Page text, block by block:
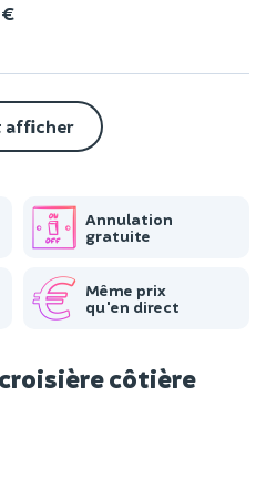
afficher
Annulation
gratuite
Même prix
qu'en direct
côtière